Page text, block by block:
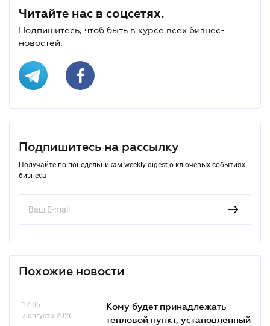
Читайте нас в соцсетях.
Подпишитесь, чтоб быть в курсе всех бизнес-
новостей.
Подпишитесь на рассылку
Получайте по понедельникам weekly-digest о ключевых событиях
бизнеса
Похожие новости
17.05
7 августа 2026
Кому будет принадлежать
тепловой пункт, установленный